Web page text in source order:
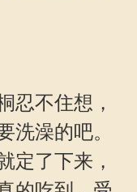
忍不住想，
洗澡的吧。
定了下来，